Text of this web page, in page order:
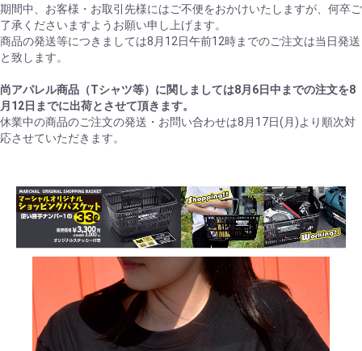
期間中、お客様・お取引先様にはご不便をおかけいたしますが、何卒ご
了承くださいますようお願い申し上げます。
商品の発送等につきましては8月12日午前12時までのご注文は当日発送
と致します。
尚アパレル商品（Tシャツ等）に関しましては8月6日中までの注文を8
月12日までに出荷とさせて頂きます。
休業中の商品のご注文の発送・お問い合わせは8月17日(月)より順次対
応させていただきます。